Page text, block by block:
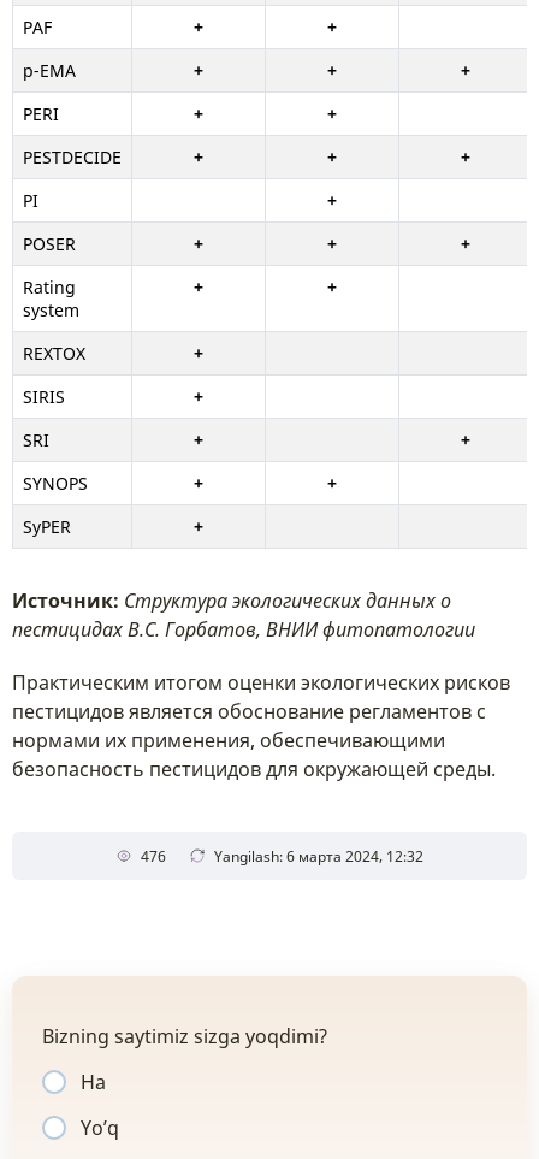
PAF
+
+
p-EMA
+ +
+
PERI
+
+
PESTDECIDE
+ +
+
PI
+
POSER
+ +
+
Rating
system
+ +
REXTOX
+
SIRIS
+
SRI
+
+
SYNOPS
+
+
SyPER
+
Источник: Структура экологических данных о
пестицидах В.С. Горбатов, ВНИИ фитопатологии
Практическим итогом оценки экологических рисков
пестицидов является обоснование регламентов с
нормами их применения, обеспечивающими
безопасность пестицидов для окружающей среды.
476 Yangilash: 6 марта 2024, 12:32
Bizning saytimiz sizga yoqdimi?
Ha
Yo’q